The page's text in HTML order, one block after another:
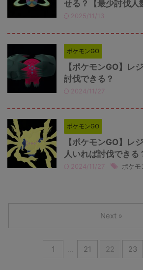
せる？【最少討伐人
2025/11/13
ポケモンGO
【ポケモンGO】レ
討伐できる？
2024/11/27
ポケモンGO
【ポケモンGO】レ
人いれば討伐できる
2024/11/27 ポケモ
1 … 21 22 23
Next »